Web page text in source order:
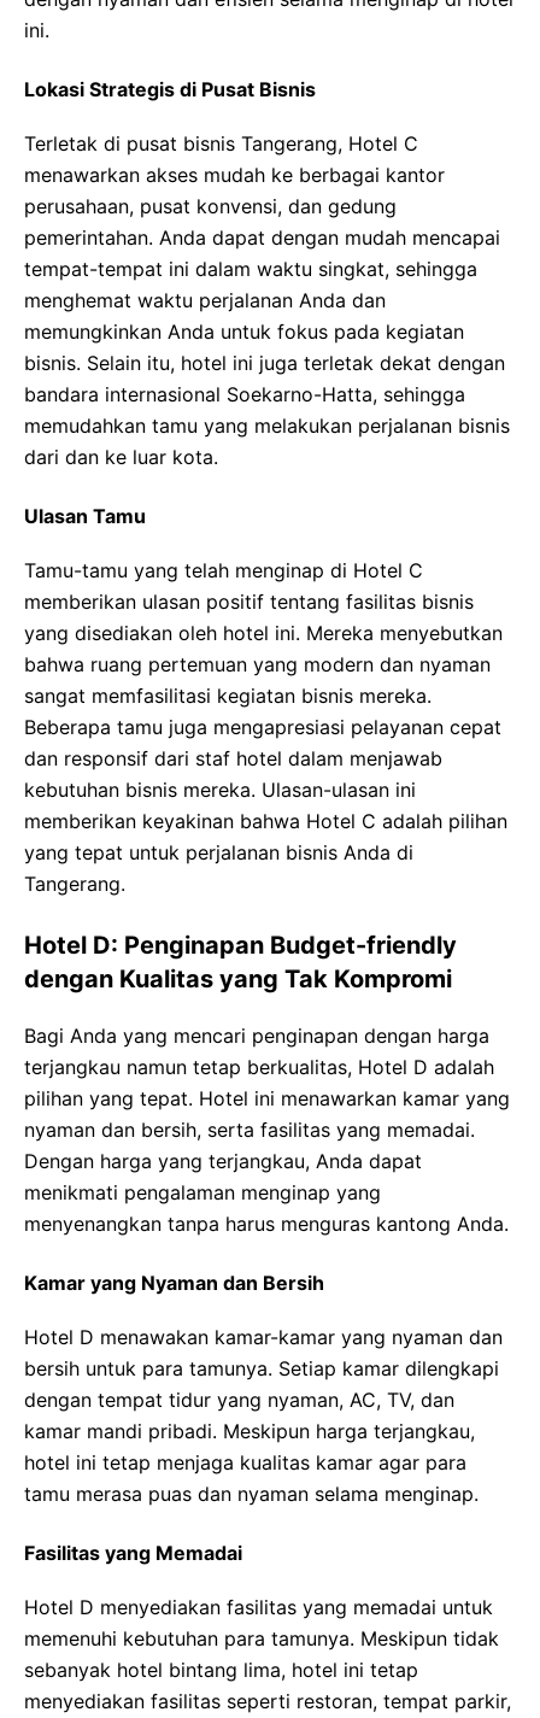
ini.
Lokasi Strategis di Pusat Bisnis
Terletak di pusat bisnis Tangerang, Hotel C
menawarkan akses mudah ke berbagai kantor
perusahaan, pusat konvensi, dan gedung
pemerintahan. Anda dapat dengan mudah mencapai
tempat-tempat ini dalam waktu singkat, sehingga
menghemat waktu perjalanan Anda dan
memungkinkan Anda untuk fokus pada kegiatan
bisnis. Selain itu, hotel ini juga terletak dekat dengan
bandara internasional Soekarno-Hatta, sehingga
memudahkan tamu yang melakukan perjalanan bisnis
dari dan ke luar kota.
Ulasan Tamu
Tamu-tamu yang telah menginap di Hotel C
memberikan ulasan positif tentang fasilitas bisnis
yang disediakan oleh hotel ini. Mereka menyebutkan
bahwa ruang pertemuan yang modern dan nyaman
sangat memfasilitasi kegiatan bisnis mereka.
Beberapa tamu juga mengapresiasi pelayanan cepat
dan responsif dari staf hotel dalam menjawab
kebutuhan bisnis mereka. Ulasan-ulasan ini
memberikan keyakinan bahwa Hotel C adalah pilihan
yang tepat untuk perjalanan bisnis Anda di
Tangerang.
Hotel D: Penginapan Budget-friendly
dengan Kualitas yang Tak Kompromi
Bagi Anda yang mencari penginapan dengan harga
terjangkau namun tetap berkualitas, Hotel D adalah
pilihan yang tepat. Hotel ini menawarkan kamar yang
nyaman dan bersih, serta fasilitas yang memadai.
Dengan harga yang terjangkau, Anda dapat
menikmati pengalaman menginap yang
menyenangkan tanpa harus menguras kantong Anda.
Kamar yang Nyaman dan Bersih
Hotel D menawakan kamar-kamar yang nyaman dan
bersih untuk para tamunya. Setiap kamar dilengkapi
dengan tempat tidur yang nyaman, AC, TV, dan
kamar mandi pribadi. Meskipun harga terjangkau,
hotel ini tetap menjaga kualitas kamar agar para
tamu merasa puas dan nyaman selama menginap.
Fasilitas yang Memadai
Hotel D menyediakan fasilitas yang memadai untuk
memenuhi kebutuhan para tamunya. Meskipun tidak
sebanyak hotel bintang lima, hotel ini tetap
menyediakan fasilitas seperti restoran, tempat parkir,